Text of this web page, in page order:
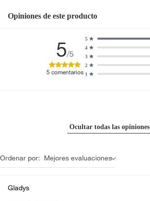
Opiniones de este producto
5/5
5 comentarios 1
2
3
4
5
Ocultar todas las opiniones
Ordenar por: Mejores evaluaciones
Gladys